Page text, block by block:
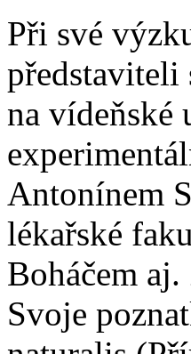
Při své
představiteli
na vídeňské
Antonínem
lékařské
Boháčem
Svoje